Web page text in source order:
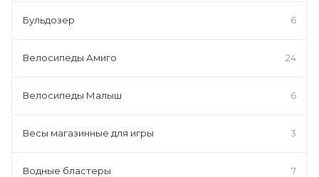
Бульдозер 6
Велосипеды Амиго 24
Велосипеды Малыш 6
Весы магазинные для игры 3
Водные бластеры 7